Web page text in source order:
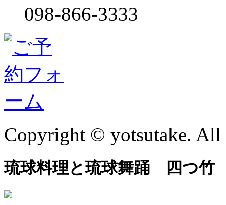
098-866-3333
Copyright © yotsutake. All
琉球料理と琉球舞踊 四つ竹